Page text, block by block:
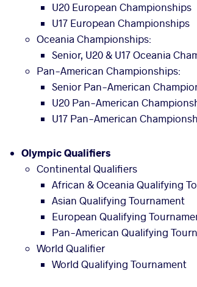
U20 European Championships
U17 European Championships
Oceania Championships:
Senior, U20 & U17 Oceania
Pan-American Championships:
Senior Pan-American
U20 Pan-American
U17 Pan-American
Olympic Qualifiers
Continental Qualifiers
African & Oceania Qualifying
Asian Qualifying Tournament
European Qualifying
Pan-American Qualifying
World Qualifier
World Qualifying Tournament